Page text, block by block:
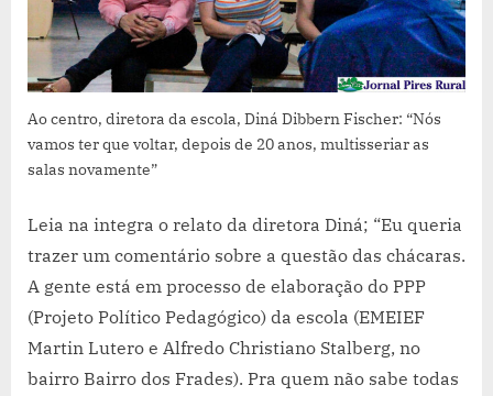
Ao centro, diretora da escola, Diná Dibbern Fischer: “Nós
vamos ter que voltar, depois de 20 anos, multisseriar as
salas novamente”
Leia na integra o relato da diretora Diná; “Eu queria
trazer um comentário sobre a questão das chácaras.
A gente está em processo de elaboração do PPP
(Projeto Político Pedagógico) da escola (EMEIEF
Martin Lutero e Alfredo Christiano Stalberg, no
bairro Bairro dos Frades). Pra quem não sabe todas